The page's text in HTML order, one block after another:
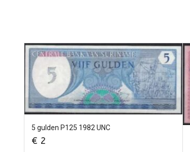
5 gulden P125 1982 UNC
€ 2